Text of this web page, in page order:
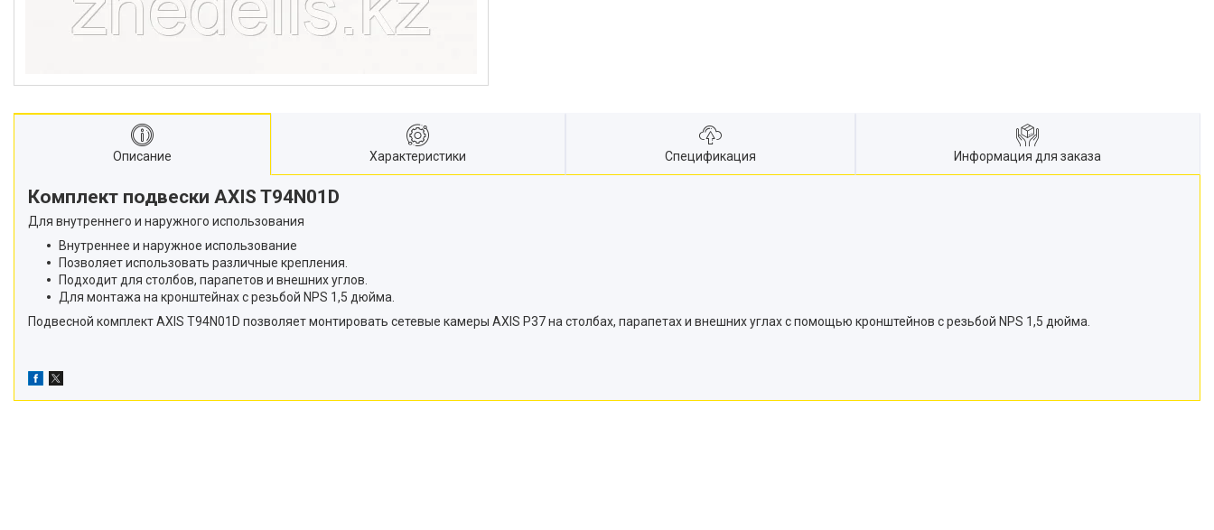
Описание Характеристики Спецификация Информация для заказа
Комплект подвески AXIS T94N01D
Для внутреннего и наружного использования
Внутреннее и наружное использование
Позволяет использовать различные крепления.
Подходит для столбов, парапетов и внешних углов.
Для монтажа на кронштейнах с резьбой NPS 1,5 дюйма.
Подвесной комплект AXIS T94N01D позволяет монтировать сетевые камеры AXIS P37 на столбах, парапетах и ​​внешних углах с помощью кронштейнов с резьбой NPS 1,5 дюйма.